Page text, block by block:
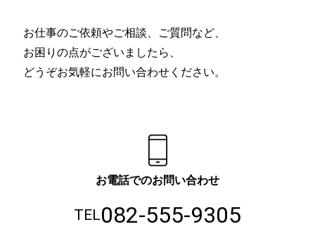
お仕事のご依頼やご相談、ご質問など、
お困りの点がございましたら、
どうぞお気軽にお問い合わせください。
お電話でのお問い合わせ
TEL082-555-9305